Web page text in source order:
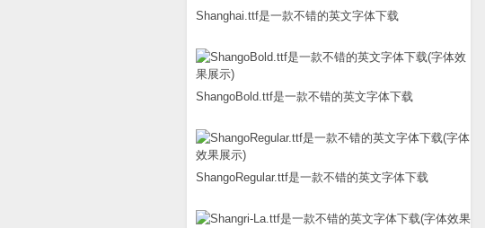
Shanghai.ttf是一款不错的英文字体下载
ShangoBold.ttf是一款不错的英文字体下载
ShangoRegular.ttf是一款不错的英文字体下载